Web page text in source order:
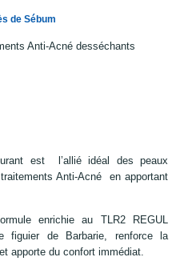
de Sébum
Anti-Acné desséchants
est l’allié idéal des peaux
Anti-Acné en apportant
enrichie au TLR2 REGUL
figuier de Barbarie, renforce la
apporte du confort immédiat.